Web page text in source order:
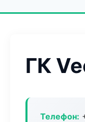
ГК
Телефон: